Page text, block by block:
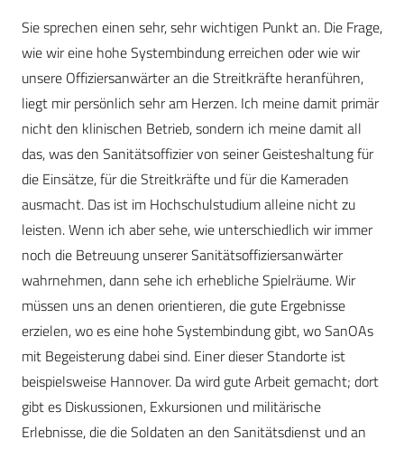
Sie sprechen einen sehr, sehr wichtigen Punkt an. Die Frage,
wie wir eine hohe Systembindung erreichen oder wie wir
unsere Offiziersanwärter an die Streitkräfte heranführen,
liegt mir persönlich sehr am Herzen. Ich meine damit primär
nicht den klinischen Betrieb, sondern ich meine damit all
das, was den Sanitätsoffizier von seiner Geisteshaltung für
die Einsätze, für die Streitkräfte und für die Kameraden
ausmacht. Das ist im Hochschulstudium alleine nicht zu
leisten. Wenn ich aber sehe, wie unterschiedlich wir immer
noch die Betreuung unserer Sanitätsoffiziersanwärter
wahrnehmen, dann sehe ich erhebliche Spielräume. Wir
müssen uns an denen orientieren, die gute Ergebnisse
erzielen, wo es eine hohe Systembindung gibt, wo SanOAs
mit Begeisterung dabei sind. Einer dieser Standorte ist
beispielsweise Hannover. Da wird gute Arbeit gemacht; dort
gibt es Diskussionen, Exkursionen und militärische
Erlebnisse, die die Soldaten an den Sanitätsdienst und an